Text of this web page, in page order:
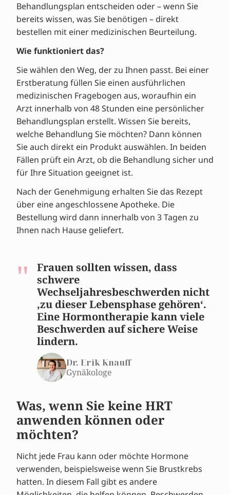
Behandlungsplan entscheiden oder – wenn Sie
bereits wissen, was Sie benötigen – direkt
bestellen mit einer medizinischen Beurteilung.
Wie funktioniert das?
Sie wählen den Weg, der zu Ihnen passt. Bei einer
Erstberatung füllen Sie einen ausführlichen
medizinischen Fragebogen aus, woraufhin ein
Arzt innerhalb von 48 Stunden eine persönlicher
Behandlungsplan erstellt. Wissen Sie bereits,
welche Behandlung Sie möchten? Dann können
Sie auch direkt ein Produkt auswählen. In beiden
Fällen prüft ein Arzt, ob die Behandlung sicher und
für Ihre Situation geeignet ist.
Nach der Genehmigung erhalten Sie das Rezept
über eine angeschlossene Apotheke. Die
Bestellung wird dann innerhalb von 3 Tagen zu
Ihnen nach Hause geliefert.
Frauen sollten wissen, dass
schwere
Wechseljahresbeschwerden nicht
‚zu dieser Lebensphase gehören‘.
Eine Hormontherapie kann viele
Beschwerden auf sichere Weise
lindern.
Dr. Erik Knauff
Gynäkologe
Was, wenn Sie keine HRT
anwenden können oder
möchten?
Nicht jede Frau kann oder möchte Hormone
verwenden, beispielsweise wenn Sie Brustkrebs
hatten. In diesem Fall gibt es andere